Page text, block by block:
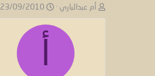
ب
ا
أم عبدالباري
ت
ا
ر
ي
23/09/2010